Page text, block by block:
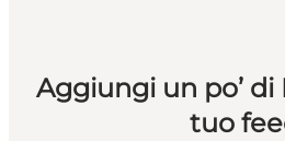
Aggiungi un po’
tuo